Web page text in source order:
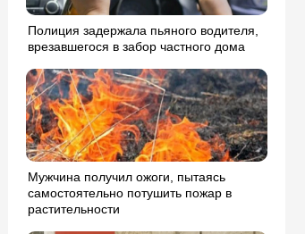
Полиция задержала пьяного водителя,
врезавшегося в забор частного дома
Мужчина получил ожоги, пытаясь
самостоятельно потушить пожар в
растительности